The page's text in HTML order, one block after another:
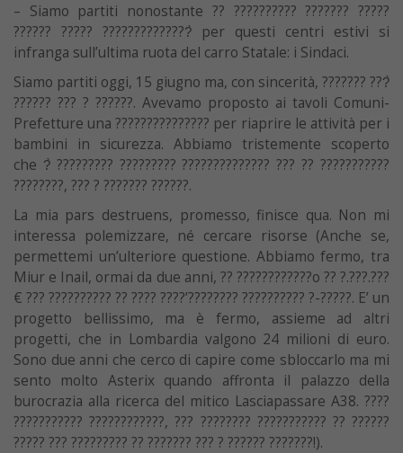
– Siamo partiti nonostante ?? ?????????? ??????? ?????
?????? ????? ??????????????̀ per questi centri estivi si
infranga sull’ultima ruota del carro Statale: i Sindaci.
Siamo partiti oggi, 15 giugno ma, con sincerità, ??????? ???̀
?????? ??? ? ??????. Avevamo proposto ai tavoli Comuni-
Prefetture una ??????????????? per riaprire le attività per i
bambini in sicurezza. Abbiamo tristemente scoperto
che ?̀ ????????? ????????? ?????????????? ??? ?? ???????????
????????, ??? ? ??????? ??????.
La mia pars destruens, promesso, finisce qua. Non mi
interessa polemizzare, né cercare risorse (Anche se,
permettemi un’ulteriore questione. Abbiamo fermo, tra
Miur e Inail, ormai da due anni, ?? ????????????o ?? ?.???.???
€ ??? ?????????? ?? ???? ????’???????? ?????????? ?-?????. E’ un
progetto bellissimo, ma è fermo, assieme ad altri
progetti, che in Lombardia valgono 24 milioni di euro.
Sono due anni che cerco di capire come sbloccarlo ma mi
sento molto Asterix quando affronta il palazzo della
burocrazia alla ricerca del mitico Lasciapassare A38. ????
??????????? ????????????, ??? ???????? ??????????? ?? ??????
????? ??? ????????? ?? ??????? ??? ? ?????? ???????!).